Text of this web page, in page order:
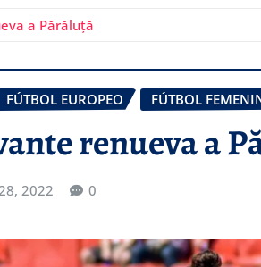
a Părăluță
FÚTBOL EUROPEO FÚTBOL
renueva a
2022 0